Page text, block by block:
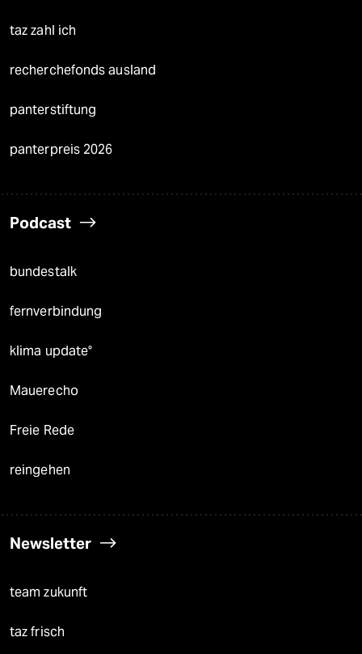
taz zahl ich
recherchefonds ausland
panterstiftung
panterpreis 2026
Podcast
bundestalk
fernverbindung
klima update°
Mauerecho
Freie Rede
reingehen
Newsletter
team zukunft
taz frisch